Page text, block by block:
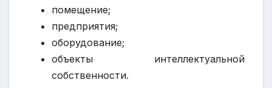
помещение;
предприятия;
оборудование;
объекты интеллектуальной
собственности.